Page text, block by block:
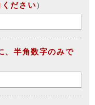
ださい）
、半角数字のみで